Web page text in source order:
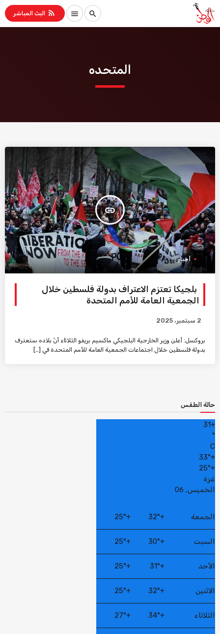
search
menu
rss_feed البث المباشر
المتحده
insert_link
أخبار
بلجيكا تعتزم الاعتراف بدولة فلسطين خلال
الجمعية العامة للأمم المتحدة
2 سبتمبر، 2025
بروكسل: أعلن وزير الخارجية البلجيكي ماكسيم بريفو الثلاثاء أنّ بلاده ستعترف
بدولة فلسطين خلال اجتماعات الجمعية العامة للأمم المتحدة في […]
حالة الطقس
+
31
°
C
+
33°
+
25°
غزة
الخميس, 06
الجمعة +
32°
+
25°
السبت +
30°
+
25°
الأحد +
31°
+
25°
الاثنين +
32°
+
25°
الثلاثاء +
34°
+
27°